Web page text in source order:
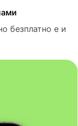
безплатно е и